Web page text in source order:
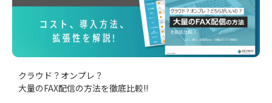
クラウド？オンプレ？
大量のFAX配信の方法を徹底比較!!